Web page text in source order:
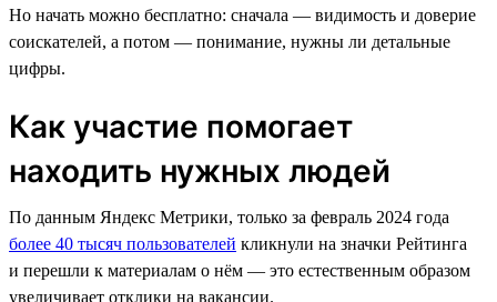
Но начать можно бесплатно: сначала — видимость и доверие
соискателей, а потом — понимание, нужны ли детальные
цифры.
Как участие помогает
находить нужных людей
По данным Яндекс Метрики, только за февраль 2024 года
более 40 тысяч пользователей кликнули на значки Рейтинга
и перешли к материалам о нём — это естественным образом
увеличивает отклики на вакансии.